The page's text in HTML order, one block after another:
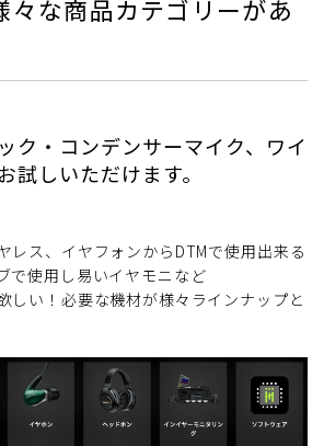
々な商品カテゴリーがあ
ク・コンデンサーマイク、ワイ
試しいただけます。
レス、イヤフォンからDTMで使用出来る
で使用し易いイヤモニなど
しい！必要な機材が様々ラインナップと